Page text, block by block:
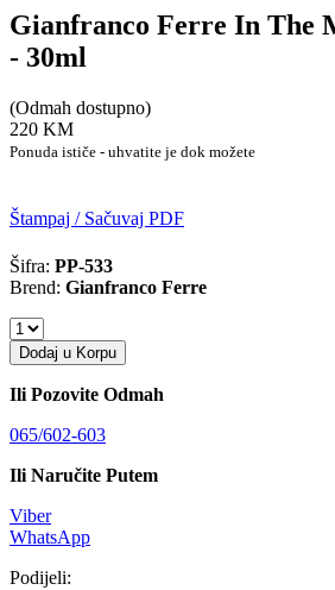
Gianfranco Ferre In The
- 30ml
(Odmah dostupno)
220 KM
Ponuda ističe - uhvatite je dok možete
Štampaj / Sačuvaj PDF
Šifra: PP-533
Brend: Gianfranco Ferre
Dodaj u Korpu
Ili Pozovite Odmah
065/602-603
Ili Naručite Putem
Viber
WhatsApp
Podijeli: